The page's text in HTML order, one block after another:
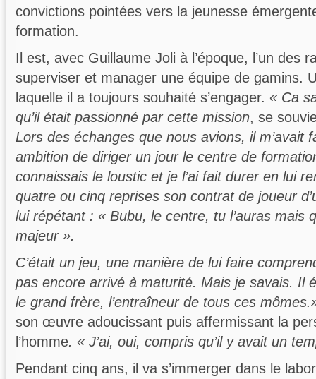
convictions pointées vers la jeunesse
formation.
Il est, avec Guillaume Joli à l’époque, l’un des
superviser et manager une équipe de gamins.
laquelle il a toujours souhaité s’engager. « Ca
qu’il était passionné par cette mission, se
Lors des échanges que nous avions, il m’avait
ambition de diriger un jour le centre de
connaissais le loustic et je l’ai fait durer en lui
quatre ou cinq reprises son contrat de joueur
lui répétant : « Bubu, le centre, tu l’auras mais
majeur ».
C’était un jeu, une manière de lui faire
pas encore arrivé à maturité. Mais je savais. Il
le grand frère, l’entraîneur de tous ces
son œuvre adoucissant puis affermissant la
l’homme. « J’ai, oui, compris qu’il y avait un
Pendant cinq ans, il va s’immerger dans le